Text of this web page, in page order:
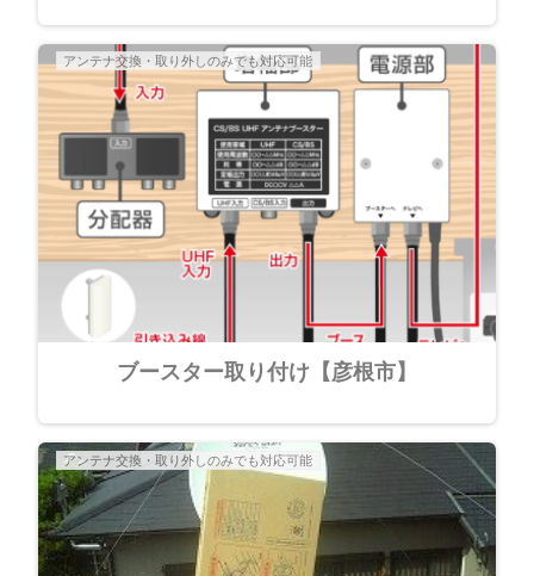
アンテナ交換・取り外しのみでも対応可能
ブースター取り付け【彦根市】
アンテナ交換・取り外しのみでも対応可能